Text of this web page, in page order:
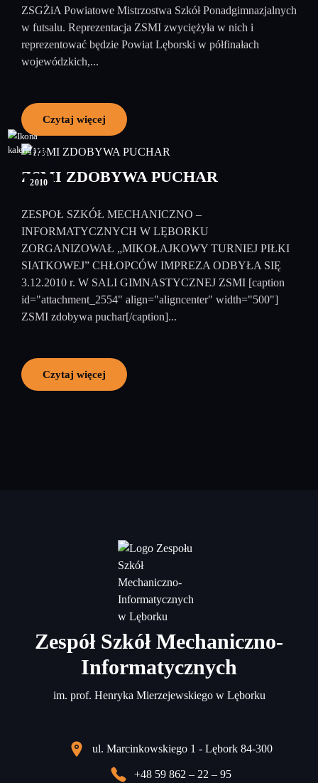
ZSGŻiA Powiatowe Mistrzostwa Szkół Ponadgimnazjalnych
w futsalu. Reprezentacja ZSMI zwyciężyła w nich i
reprezentować będzie Powiat Lęborski w półfinałach
wojewódzkich,...
Czytaj więcej
08
2010
ZSMI ZDOBYWA PUCHAR
ZESPOŁ SZKÓŁ MECHANICZNO –
INFORMATYCZNYCH W LĘBORKU
ZORGANIZOWAŁ „MIKOŁAJKOWY TURNIEJ PIŁKI
SIATKOWEJ” CHŁOPCÓW IMPREZA ODBYŁA SIĘ
3.12.2010 r. W SALI GIMNASTYCZNEJ ZSMI [caption
id="attachment_2554" align="aligncenter" width="500"]
ZSMI zdobywa puchar[/caption]...
Czytaj więcej
Zespół Szkół Mechaniczno-
Informatycznych
im. prof. Henryka Mierzejewskiego w Lęborku
ul. Marcinkowskiego 1 - Lębork 84-300
+48 59 862 – 22 – 95